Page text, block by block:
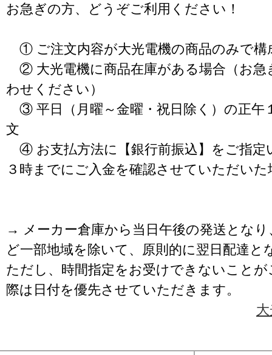
お急ぎの方、どうぞご利用ください！
① ご注文内容が大光電機の商品のみで構
② 大光電機に商品在庫がある場合（お急
わせください）
③ 平日（月曜～金曜・祝日除く）の正午
文
④ お支払方法に【銀行前振込】をご指定
３時までにご入金を確認させていただいた
→ メーカー倉庫から当日午後の発送となり
ど一部地域を除いて、原則的に翌日配達と
ただし、時間指定をお受けできないこと
際は日付を優先させていただきます。